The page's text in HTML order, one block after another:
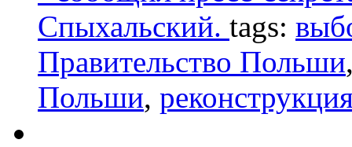
Спыхальский. tags:
Правительство Польши
Польши,